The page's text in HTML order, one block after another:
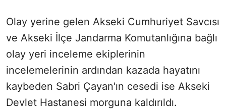
Olay yerine gelen Akseki Cumhuriyet Savcısı
ve Akseki İlçe Jandarma Komutanlığına bağlı
olay yeri inceleme ekiplerinin
incelemelerinin ardından kazada hayatını
kaybeden Sabri Çayan'ın cesedi ise Akseki
Devlet Hastanesi morguna kaldırıldı.